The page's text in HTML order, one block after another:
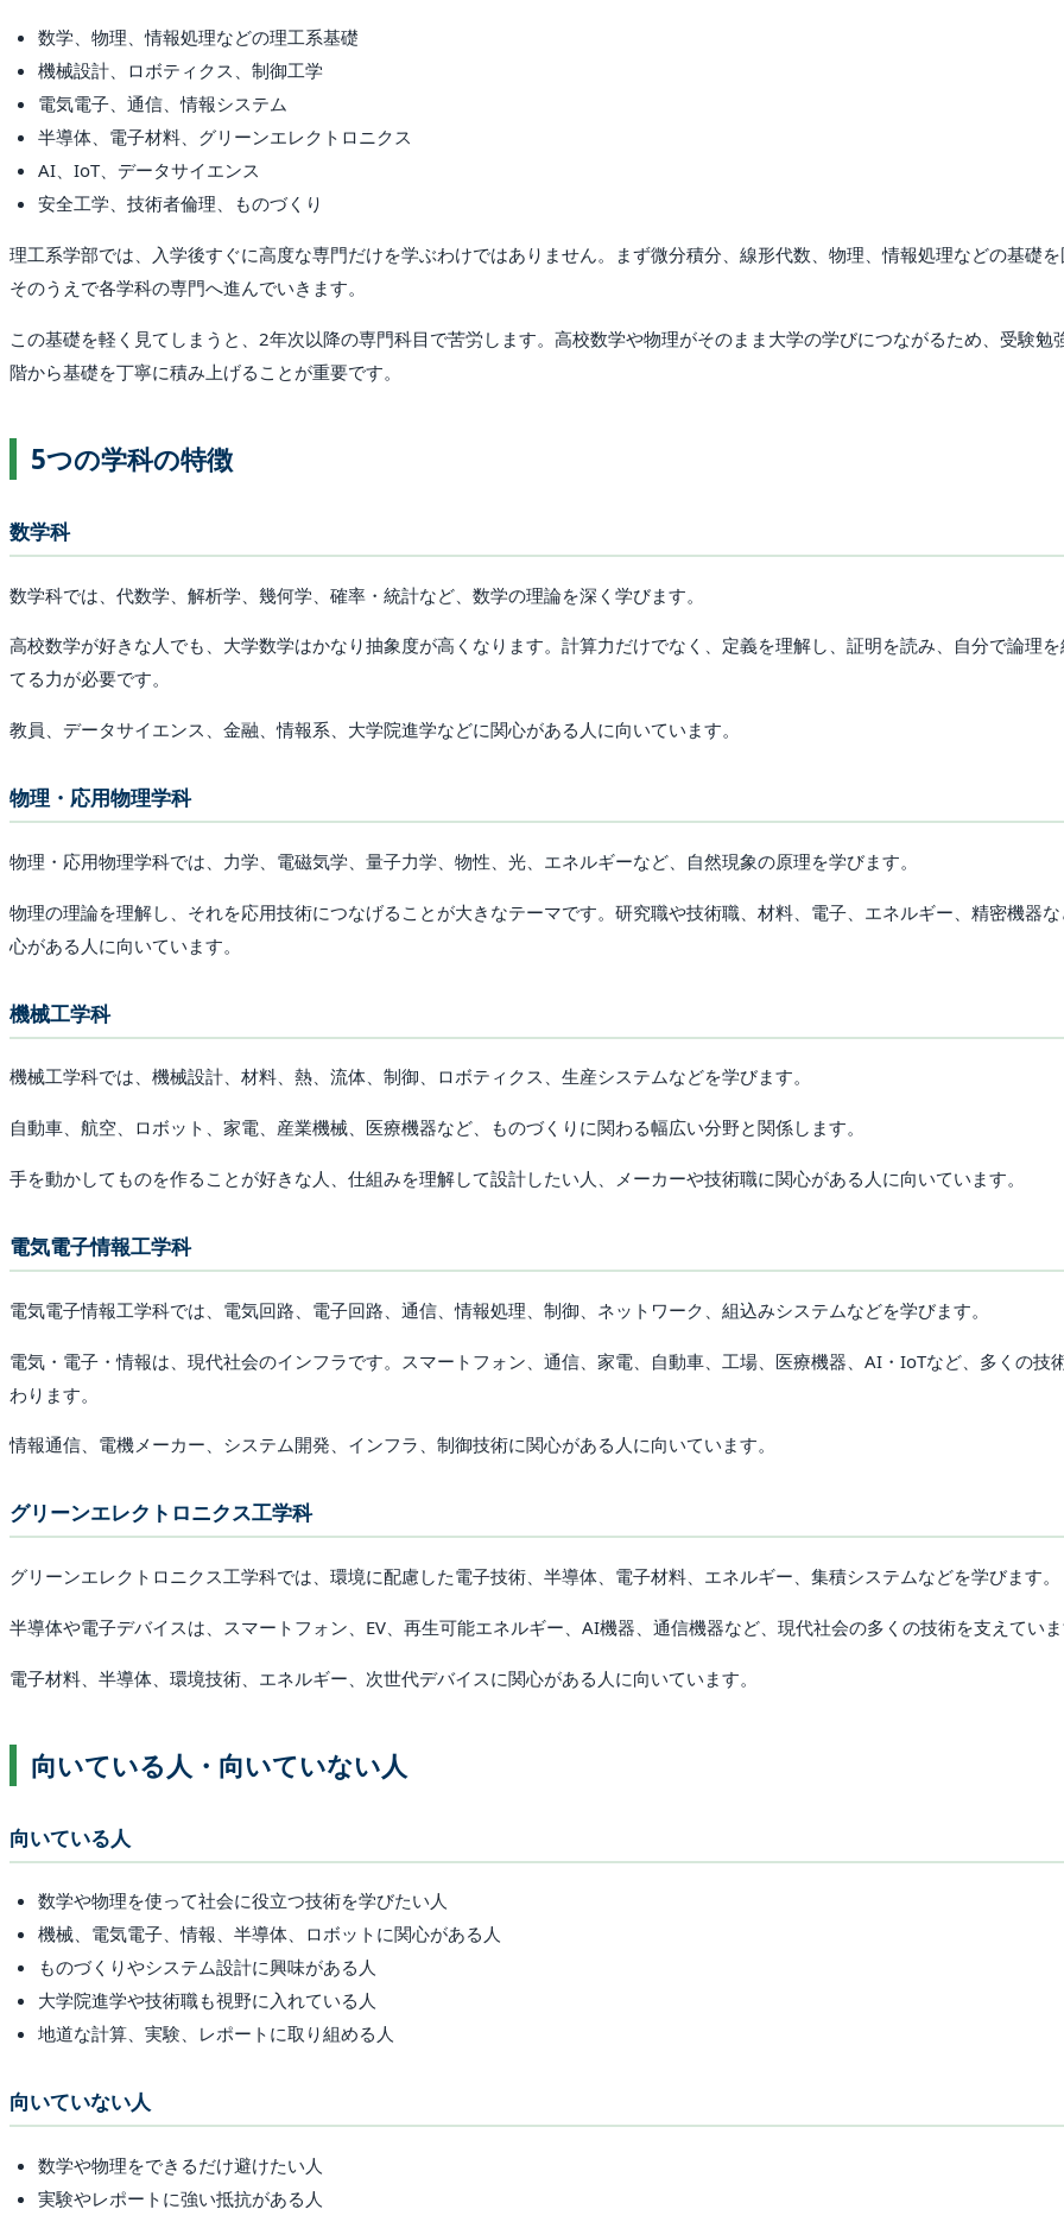
数学、物理、情報処理などの理工系基礎
機械設計、ロボティクス、制御工学
電気電子、通信、情報システム
半導体、電子材料、グリーンエレクトロニクス
AI、IoT、データサイエンス
安全工学、技術者倫理、ものづくり
理工系学部では、入学後すぐに高度な専門だけを学ぶわけではありません。まず微分積分、線形代数、物理、情報処理などの基礎
そのうえで各学科の専門へ進んでいきます。
この基礎を軽く見てしまうと、2年次以降の専門科目で苦労します。高校数学や物理がそのまま大学の学びにつながるため、受験勉
階から基礎を丁寧に積み上げることが重要です。
5つの学科の特徴
数学科
数学科では、代数学、解析学、幾何学、確率・統計など、数学の理論を深く学びます。
高校数学が好きな人でも、大学数学はかなり抽象度が高くなります。計算力だけでなく、定義を理解し、証明を読み、自分で論理
てる力が必要です。
教員、データサイエンス、金融、情報系、大学院進学などに関心がある人に向いています。
物理・応用物理学科
物理・応用物理学科では、力学、電磁気学、量子力学、物性、光、エネルギーなど、自然現象の原理を学びます。
物理の理論を理解し、それを応用技術につなげることが大きなテーマです。研究職や技術職、材料、電子、エネルギー、精密機器
心がある人に向いています。
機械工学科
機械工学科では、機械設計、材料、熱、流体、制御、ロボティクス、生産システムなどを学びます。
自動車、航空、ロボット、家電、産業機械、医療機器など、ものづくりに関わる幅広い分野と関係します。
手を動かしてものを作ることが好きな人、仕組みを理解して設計したい人、メーカーや技術職に関心がある人に向いています。
電気電子情報工学科
電気電子情報工学科では、電気回路、電子回路、通信、情報処理、制御、ネットワーク、組込みシステムなどを学びます。
電気・電子・情報は、現代社会のインフラです。スマートフォン、通信、家電、自動車、工場、医療機器、AI・IoTなど、多くの技
わります。
情報通信、電機メーカー、システム開発、インフラ、制御技術に関心がある人に向いています。
グリーンエレクトロニクス工学科
グリーンエレクトロニクス工学科では、環境に配慮した電子技術、半導体、電子材料、エネルギー、集積システムなどを学びます。
半導体や電子デバイスは、スマートフォン、EV、再生可能エネルギー、AI機器、通信機器など、現代社会の多くの技術を支えてい
電子材料、半導体、環境技術、エネルギー、次世代デバイスに関心がある人に向いています。
向いている人・向いていない人
向いている人
数学や物理を使って社会に役立つ技術を学びたい人
機械、電気電子、情報、半導体、ロボットに関心がある人
ものづくりやシステム設計に興味がある人
大学院進学や技術職も視野に入れている人
地道な計算、実験、レポートに取り組める人
向いていない人
数学や物理をできるだけ避けたい人
実験やレポートに強い抵抗がある人